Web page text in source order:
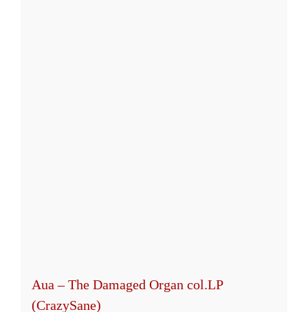
Aua – The Damaged Organ col.LP
(CrazySane)